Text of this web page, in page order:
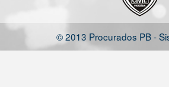
© 2013 Procurados PB -